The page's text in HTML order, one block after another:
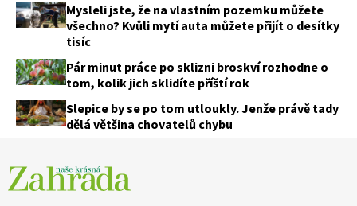
Mysleli jste, že na vlastním pozemku můžete
všechno? Kvůli mytí auta můžete přijít o desítky
tisíc
Pár minut práce po sklizni broskví rozhodne o
tom, kolik jich sklidíte příští rok
Slepice by se po tom utloukly. Jenže právě tady
dělá většina chovatelů chybu